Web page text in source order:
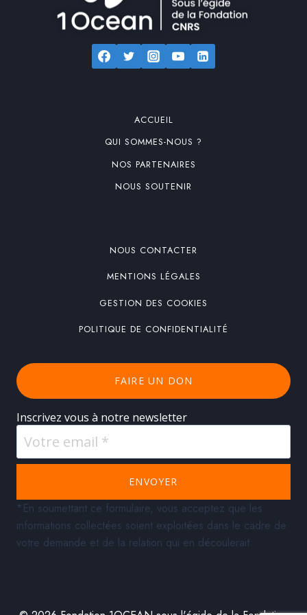
ACCUEIL
QUI SOMMES-NOUS ?
NOS PARTENAIRES
NOUS SOUTENIR
NOUS CONTACTER
MENTIONS LÉGALES
GESTION DES COOKIES
POLITIQUE DE CONFIDENTIALITÉ
FAIRE UN DON
Inscrivez vous à notre newsletter
ENVOYER
*En soumettant ce formulaire, vous acceptez que les
informations collectées soient exploitées dans le cadre de
votre demande et de la relation qui en découlerait.